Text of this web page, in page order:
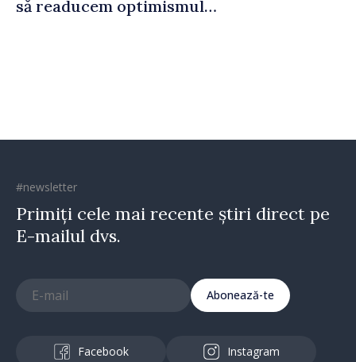
să readucem optimismul
#newsletter
Primiți cele mai recente știri direct pe
E-mailul dvs.
Abonează-te
Facebook Instagram